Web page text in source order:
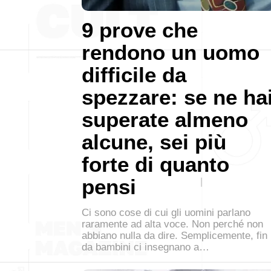
9 prove che
rendono un uomo
difficile da
spezzare: se ne
superate almeno
alcune, sei più
forte di quanto
pensi
Ci sono cose di cui gli uomini parlano
raramente ad alta voce. Non perché non
abbiano nulla da dire. Semplicemente, fin
da bambini ci insegnano a…